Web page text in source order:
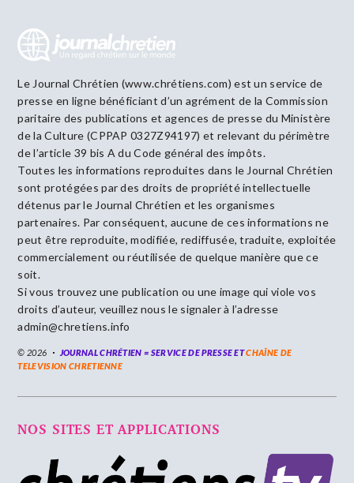
Le Journal Chrétien (www.chrétiens.com) est un service de
presse en ligne bénéficiant d’un agrément de la Commission
paritaire des publications et agences de presse du Ministère
de la Culture (CPPAP 0327Z94197) et relevant du périmètre
de l’article 39 bis A du Code général des impôts.
Toutes les informations reproduites dans le Journal Chrétien
sont protégées par des droits de propriété intellectuelle
détenus par le Journal Chrétien et les organismes
partenaires. Par conséquent, aucune de ces informations ne
peut être reproduite, modifiée, rediffusée, traduite, exploitée
commercialement ou réutilisée de quelque manière que ce
soit.
Si vous trouvez une publication ou une image qui viole vos
droits d’auteur, veuillez nous le signaler à l’adresse
admin@chretiens.info
© 2026 JOURNAL CHRÉTIEN = SERVICE DE PRESSE ETCHAÎNE DE
TELEVISION CHRETIENNE
NOS SITES ET APPLICATIONS